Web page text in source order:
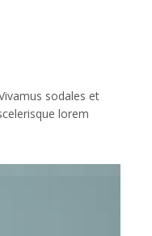
sodales et
lorem